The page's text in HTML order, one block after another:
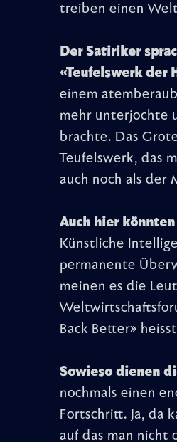
treiben einen
Der Satiriker
«Teufelswerk der
einem
mehr unterjochte
brachte. Das
Teufelswerk, das
auch noch als der
Auch hier
Künstliche
permanente
meinen es die
Back Better»
Sowieso dienen
nochmals einen
Fortschritt. Ja, da
auf das man nicht